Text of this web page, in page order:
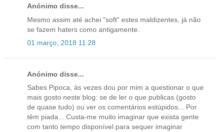
Anónimo disse...
Mesmo assim até achei "soft" estes maldizentes, já não
se fazem haters como antigamente.
01 março, 2018 11:28
Anónimo disse...
Sabes Pipoca, às vezes dou por mim a questionar o que
mais gosto neste blog: se de ler o que publicas (gosto
de quase tudo) ou ver os comentários estúpidos... Por
têm piada... Custa-me muito imaginar que exista gente
com tanto tempo disponível para sequer imaginar